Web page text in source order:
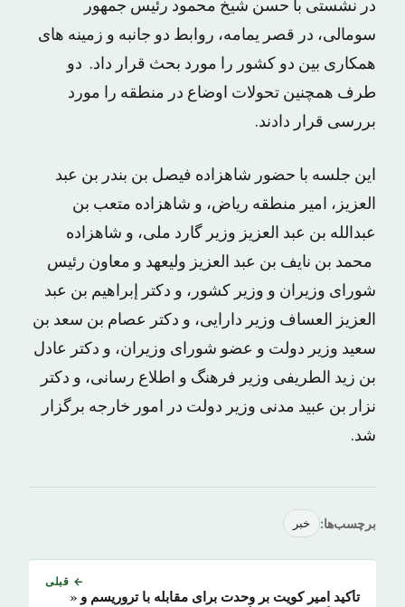
در نشستی با حسن شیخ محمود رئیس جمهور
سومالی، در قصر یمامه، روابط دو جانبه و زمینه های
همکاری بین دو کشور را مورد بحث قرار داد. دو
طرف همچنین تحولات اوضاع در منطقه را مورد
بررسی قرار دادند.
این جلسه با حضور شاهزاده فیصل بن بندر بن عبد
العزیز، امیر منطقه ریاض، و شاهزاده متعب بن
عبدالله بن عبد العزیز وزیر گارد ملی، و شاهزاده
محمد بن نایف بن عبد العزیز ولیعهد و معاون رئیس
شورای وزیران و وزیر کشور، و دکتر إبراهیم بن عبد
العزیز العساف وزیر دارایی، و دکتر عصام بن سعد بن
سعید وزیر دولت و عضو شورای وزیران، و دکتر عادل
بن زید الطریفی وزیر فرهنگ و اطلاع رسانی، و دکتر
نزار بن عبید مدنی وزیر دولت در امور خارجه برگزار
شد.
برچسب‌ها: خبر
← قبلی
تأکید امیر کویت بر وحدت برای مقابله با تروریسم و «